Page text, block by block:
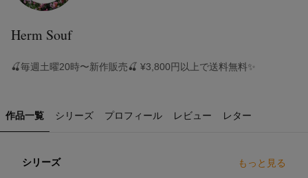
Herm Souf
🍒毎週土曜20時〜新作販売🍒 ¥3,800円以上で送料無料✨
作品一覧 シリーズ プロフィール レビュー レター
シリーズ もっと見る